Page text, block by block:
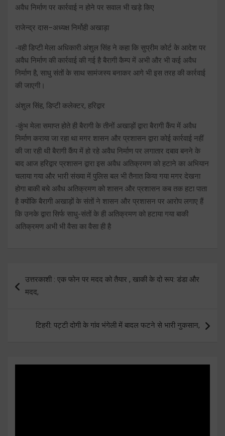
अवैध निर्माण पर कार्रवाई न होने पर सवाल भी खड़े किए
राजेन्द्र दास–अध्यक्ष निर्मोही अखाड़ा
-वही डिप्टी मेला अधिकारी अंशुल सिंह ने कहा कि सुप्रीम कोर्ट के आदेश पर
अवैध निर्माण की कार्रवाई की गई है बैरागी कैम्प में अभी और भी कई अवैध
निर्माण है, साधु संतों के साथ सामंजस्य बनाकर आगे भी इस तरह की कार्रवाई
की जाएगी।
अंशुल सिंह, डिप्टी कलेक्टर, हरिद्वार
-कुंभ मेला समाप्त होते ही बैरागी के तीनों अखाड़ों द्वारा बैरागी कैंप में अवैध
निर्माण कराया जा रहा था मगर शासन और प्रशासन द्वारा कोई कार्रवाई नहीं
की जा रही थी बैरागी कैंप में हो रहे अवैध निर्माण पर लगातार दबाव बनने के
बाद आज हरिद्वार प्रशासन द्वारा इस अवैध अतिक्रमण को हटाने का अभियान
चलाया गया और भारी संख्या में पुलिस बल भी तैनात किया गया मगर देखना
होगा बाकी बचे अवैध अतिक्रमण को शासन और प्रशासन कब तक हटा पाता
है क्योंकि बैरागी अखाड़ों के संतों ने शासन और प्रशासन पर आरोप लगाए हैं
कि उनके द्वारा सिर्फ साधु-संतों के ही अतिक्रमण को हटाया गया बाकी
अतिक्रमण अभी भी वैसा का वैसा ही है
navigation
उत्तरकाशी : एक फोन पर मदद को तैयार , खाकी के दो रूप: डंडा और
मदद,
टिहरी: पट्टी दोगी के गांव भंगेली में बादल फटने से भारी नुकसान,